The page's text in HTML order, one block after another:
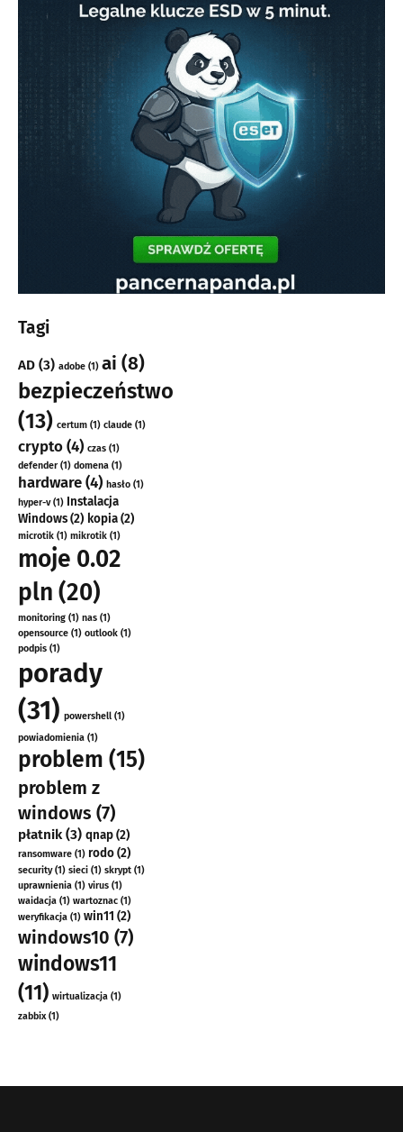
Tagi
AD (3) adobe (1) ai (8)
bezpieczeństwo
(13) certum (1) claude (1)
crypto (4) czas (1)
defender(1) domena (1)
hardware (4) hasło (1)
hyper-v(1) Instalacja
Windows(2) kopia(2)
microtik (1) mikrotik (1)
moje 0.02
pln (20)
monitoring (1) nas (1)
opensource (1) outlook (1)
podpis (1)
porady
(31) powershell (1)
powiadomienia (1)
problem (15)
problem z
windows (7)
płatnik(3) qnap(2)
ransomware (1) rodo(2)
security(1) sieci (1) skrypt (1)
uprawnienia (1) virus (1)
waidacja (1) wartoznac (1)
weryfikacja (1) win11 (2)
windows10 (7)
windows11
(11) wirtualizacja (1)
zabbix(1)